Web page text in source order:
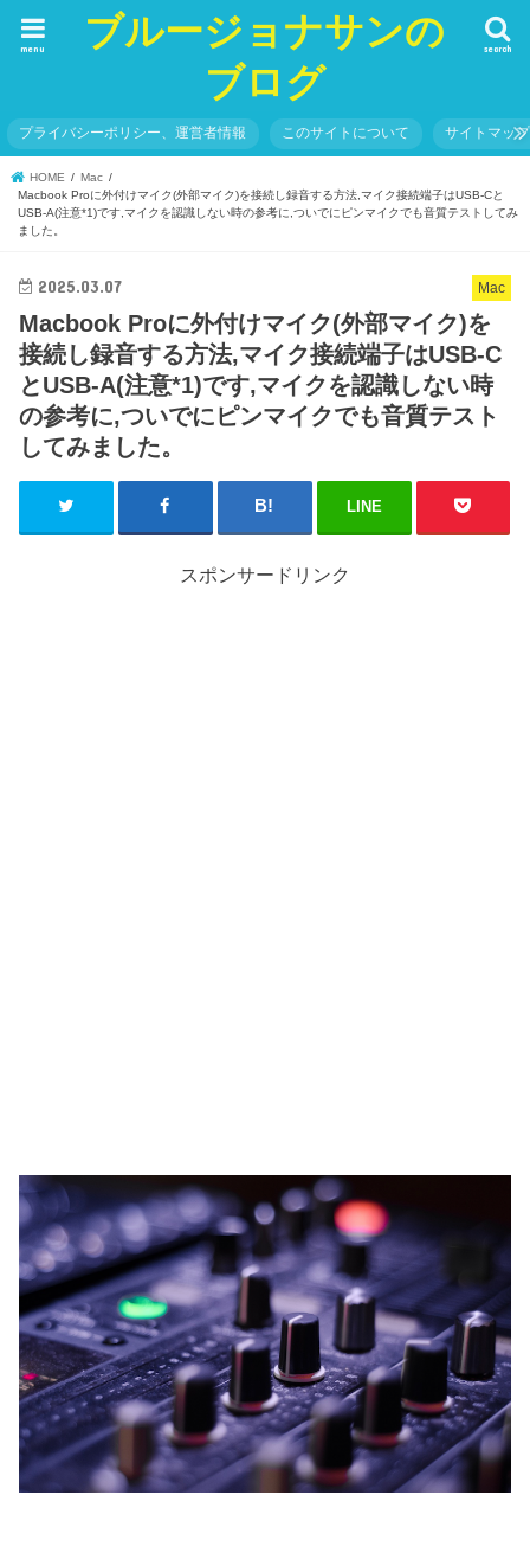
ブルージョナサンの
ブログ
search
menu
プライバシーポリシー、運営者情報 このサイトについて サイトマップ
HOME
Mac
Macbook Proに外付けマイク(外部マイク)を接続し録音する方法,マイク接続端子はUSB-Cと
USB-A(注意*1)です,マイクを認識しない時の参考に,ついでにピンマイクでも音質テストしてみ
ました。
Mac
2025.03.07
Macbook Proに外付けマイク(外部マイク)を
接続し録音する方法,マイク接続端子はUSB-C
とUSB-A(注意*1)です,マイクを認識しない時
の参考に,ついでにピンマイクでも音質テスト
してみました。
LINE
スポンサードリンク